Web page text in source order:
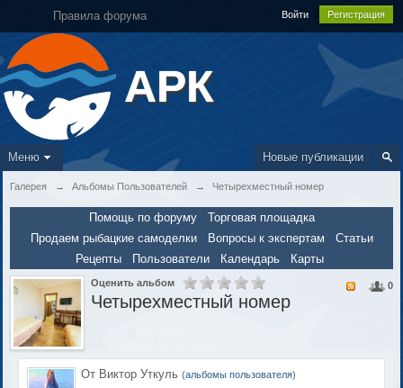
Правила форума Войти Регистрация
АРК
Новые публикации
Меню
Галерея → Альбомы Пользователей → Четырехместный номер
Помощь по форуму
Торговая площадка
Продаем рыбацкие самоделки
Вопросы к экспертам
Статьи
Рецепты
Пользователи Календарь Карты
0
Оценить альбом
Четырехместный номер
От Виктор Уткуль(альбомы пользователя)